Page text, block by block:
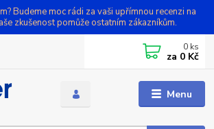
Budeme moc rádi za vaši upřímnou recenzi na
zkušenost pomůže ostatním zákazníkům.
Menu
0 ks
za 0 Kč